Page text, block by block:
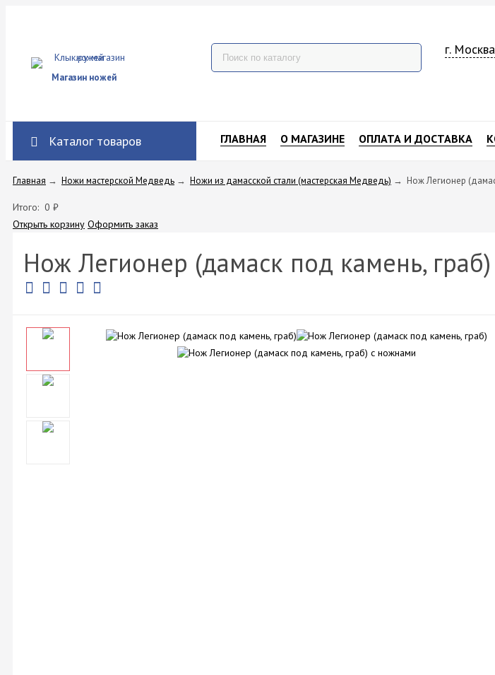
Магазин ножей
г.
Каталог товаров ГЛАВНАЯ О МАГАЗИНЕ ОПЛАТА И ДОСТАВКА
Главная → Ножи мастерской Медведь → Ножи из дамасской стали (мастерская Медведь) → Нож Легионер
Итого: 0 ₽
Открыть корзину Оформить заказ
Нож Легионер (дамаск под камень, граб)